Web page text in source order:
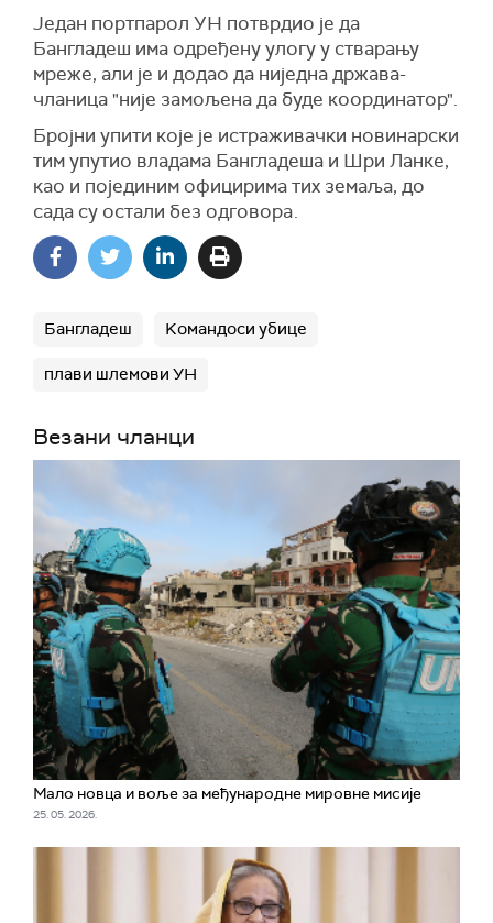
Један портпарол УН потврдио је да
Бангладеш има одређену улогу у стварању
мреже, али је и додао да ниједна држава-
чланица "није замољена да буде координатор".
Бројни упити које је истраживачки новинарски
тим упутио владама Бангладеша и Шри Ланке,
као и појединим официрима тих земаља, до
сада су остали без одговора.
Бангладеш Kомандоси убице
плави шлемови УН
Везани чланци
Мало новца и воље за међународне мировне мисије
25. 05. 2026.